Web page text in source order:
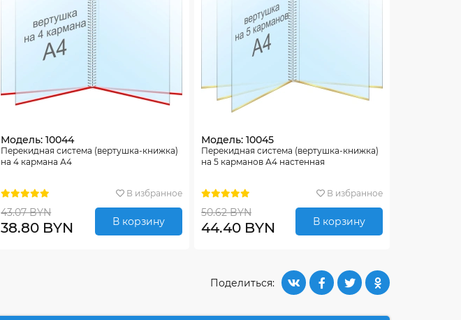
Модель: 10044
Перекидная система (вертушка-книжка)
на 4 кармана А4
В избранное
43.07 BYN
38.80 BYN В корзину
Модель: 10045
Перекидная система (вертушка-книжка)
на 5 карманов А4 настенная
В избранное
50.62 BYN
44.40 BYN В корзину
Поделиться: